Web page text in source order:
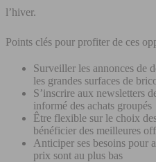
l’hiver.
Points clés pour profiter de ces
Surveiller les annonces de
les grandes surfaces de
S’inscrire aux newsletters
informé des achats groupés
Être flexible sur le choix
bénéficier des meilleures
Anticiper ses besoins pour
prix sont au plus bas